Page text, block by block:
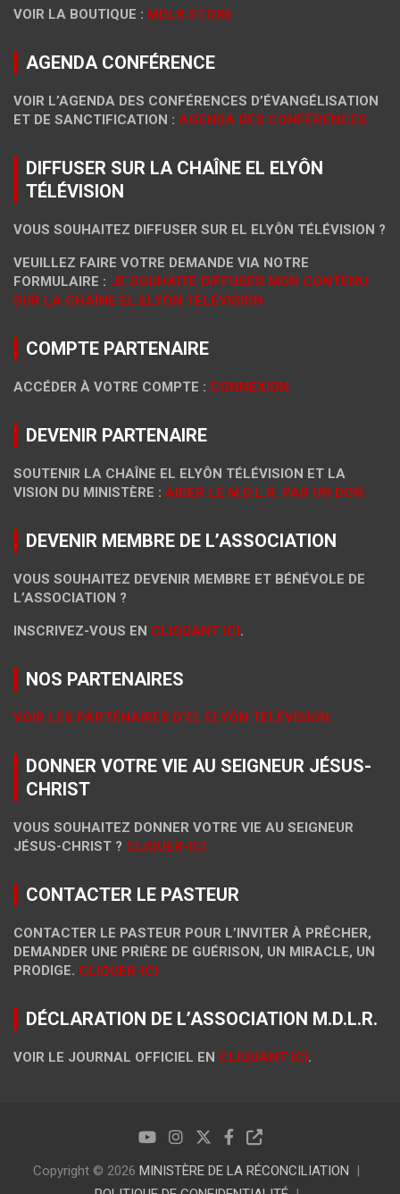
VOIR LA BOUTIQUE : MDLR STORE
AGENDA CONFÉRENCE
VOIR L’AGENDA DES CONFÉRENCES D’ÉVANGÉLISATION
ET DE SANCTIFICATION : AGENDA DES CONFÉRENCES
DIFFUSER SUR LA CHAÎNE EL ELYÔN
TÉLÉVISION
VOUS SOUHAITEZ DIFFUSER SUR EL ELYÔN TÉLÉVISION ?
VEUILLEZ FAIRE VOTRE DEMANDE VIA NOTRE
FORMULAIRE : JE SOUHAITE DIFFUSER MON CONTENU
SUR LA CHAÎNE EL ELYÔN TÉLÉVISION
COMPTE PARTENAIRE
ACCÉDER À VOTRE COMPTE : CONNEXION
DEVENIR PARTENAIRE
SOUTENIR LA CHAÎNE EL ELYÔN TÉLÉVISION ET LA
VISION DU MINISTÈRE : AIDER LE M.D.L.R. PAR UN DON
DEVENIR MEMBRE DE L’ASSOCIATION
VOUS SOUHAITEZ DEVENIR MEMBRE ET BÉNÉVOLE DE
L’ASSOCIATION ?
INSCRIVEZ-VOUS EN CLIQUANT ICI .
NOS PARTENAIRES
VOIR LES PARTENAIRES D’EL ELYÔN TÉLÉVISION.
DONNER VOTRE VIE AU SEIGNEUR JÉSUS-
CHRIST
VOUS SOUHAITEZ DONNER VOTRE VIE AU SEIGNEUR
JÉSUS-CHRIST ? CLIQUER-ICI.
CONTACTER LE PASTEUR
CONTACTER LE PASTEUR POUR L’INVITER À PRÊCHER,
DEMANDER UNE PRIÈRE DE GUÉRISON, UN MIRACLE, UN
PRODIGE. CLIQUER-ICI
DÉCLARATION DE L’ASSOCIATION M.D.L.R.
VOIR LE JOURNAL OFFICIEL EN CLIQUANT ICI .
Copyright © 2026 MINISTÈRE DE LA RÉCONCILIATION